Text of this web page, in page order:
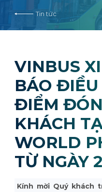
Tin tức
VINBUS
BÁO ĐIỀU
ĐIỂM
KHÁCH
WORLD
TỪ NGÀY
Kính mời Quý khách